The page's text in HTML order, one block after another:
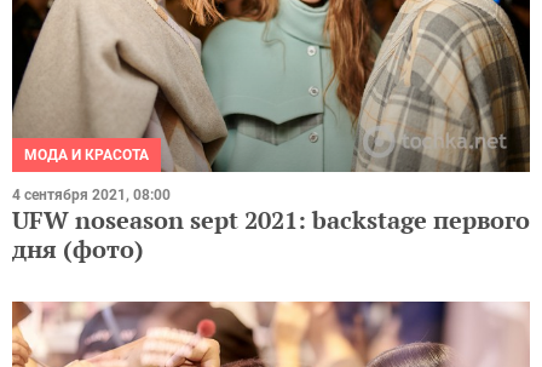
МОДА И КРАСОТА
4 сентября 2021, 08:00
UFW noseason sept 2021: backstage первого
дня (фото)